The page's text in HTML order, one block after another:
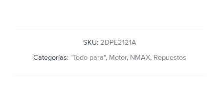
SKU: 2DPE2121A
Categorías: "Todo para", Motor, NMAX, Repuestos